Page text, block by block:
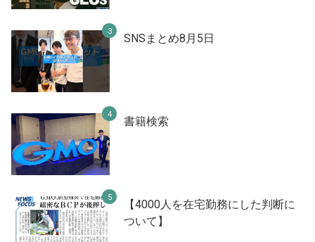
SNSまとめ8月5日
書籍検索
【4000人を在宅勤務にした判断に
ついて】